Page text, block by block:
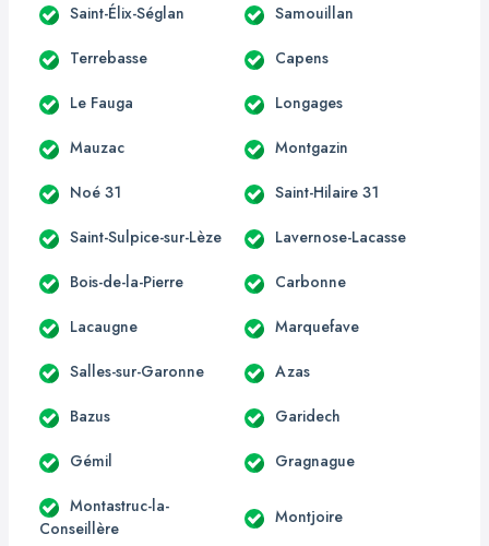
Saint-Élix-Séglan Samouillan
Terrebasse Capens
Le Fauga Longages
Mauzac Montgazin
Noé 31 Saint-Hilaire 31
Saint-Sulpice-sur-Lèze Lavernose-Lacasse
Bois-de-la-Pierre Carbonne
Lacaugne Marquefave
Salles-sur-Garonne Azas
Bazus Garidech
Gémil Gragnague
Montastruc-la-
Conseillère
Montjoire